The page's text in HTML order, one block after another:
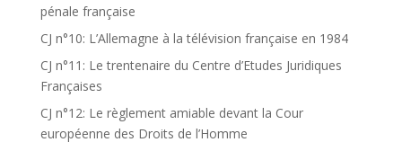
pénale française
CJ n°10: L’Allemagne à la télévision française en 1984
CJ n°11: Le trentenaire du Centre d’Etudes Juridiques
Françaises
CJ n°12: Le règlement amiable devant la Cour
européenne des Droits de l’Homme